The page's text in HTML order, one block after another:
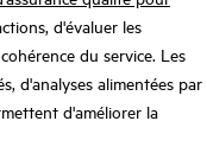
d'évaluer les
du service. Les
d'analyses alimentées par
d'améliorer la